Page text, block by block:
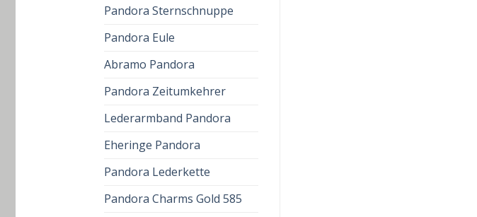
Pandora Sternschnuppe
Pandora Eule
Abramo Pandora
Pandora Zeitumkehrer
Lederarmband Pandora
Eheringe Pandora
Pandora Lederkette
Pandora Charms Gold 585